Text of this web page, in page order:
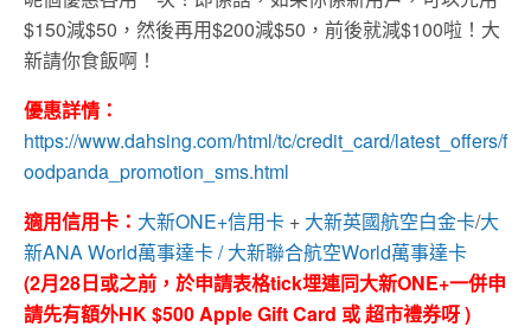
$150減$50，然後再用$200減$50，前後就減$100啦！大
新請你食飯啊！
優惠詳情：
https://www.dahsing.com/html/tc/credit_card/latest_offers/f
oodpanda_promotion_sms.html
適用信用卡： 大新ONE+信用卡 + 大新英國航空白金卡/大
新ANA World萬事達卡 /大新聯合航空World萬事達卡
(2月28日或之前，於申請表格tick埋連同大新ONE+一併申
請先有額外HK $500 Apple Gift Card 或 超市禮券呀 )